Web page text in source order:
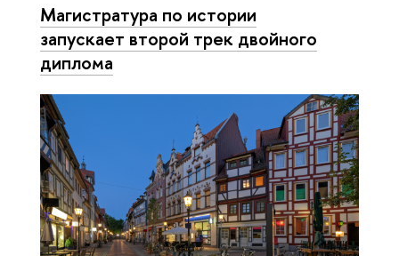
Магистратура по истории
запускает второй трек двойного
диплома